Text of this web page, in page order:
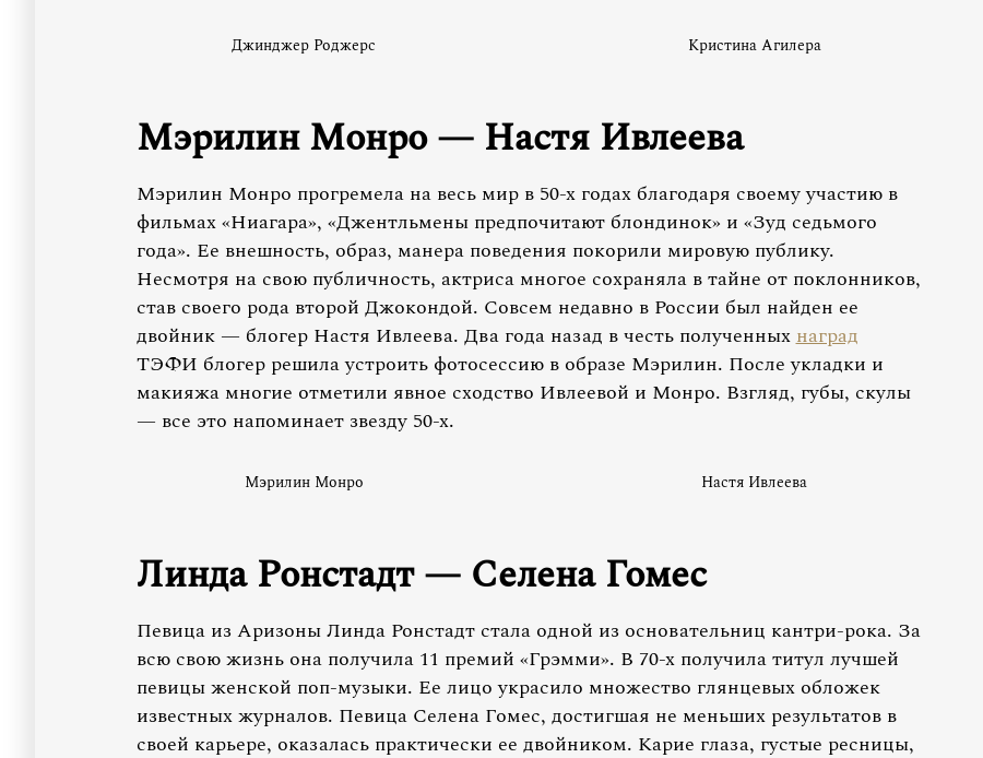
Джинджер Роджерс Кристина Агилера
Мэрилин Монро — Настя Ивлеева
Мэрилин Монро прогремела на весь мир в 50-х годах благодаря своему участию в
фильмах «Ниагара», «Джентльмены предпочитают блондинок» и «Зуд седьмого
года». Ее внешность, образ, манера поведения покорили мировую публику.
Несмотря на свою публичность, актриса многое сохраняла в тайне от поклонников,
став своего рода второй Джокондой. Совсем недавно в России был найден ее
двойник — блогер Настя Ивлеева. Два года назад в честь полученныхнаград
ТЭФИ блогер решила устроить фотосессию в образе Мэрилин. После укладки и
макияжа многие отметили явное сходство Ивлеевой и Монро. Взгляд, губы, скулы
— все это напоминает звезду 50-х.
Мэрилин Монро Настя Ивлеева
Линда Ронстадт — Селена Гомес
Певица из Аризоны Линда Ронстадт стала одной из основательниц кантри-рока. За
всю свою жизнь она получила 11 премий «Грэмми». В 70-х получила титул лучшей
певицы женской поп-музыки. Ее лицо украсило множество глянцевых обложек
известных журналов. Певица Селена Гомес, достигшая не меньших результатов в
своей карьере, оказалась практически ее двойником. Карие глаза, густые ресницы,